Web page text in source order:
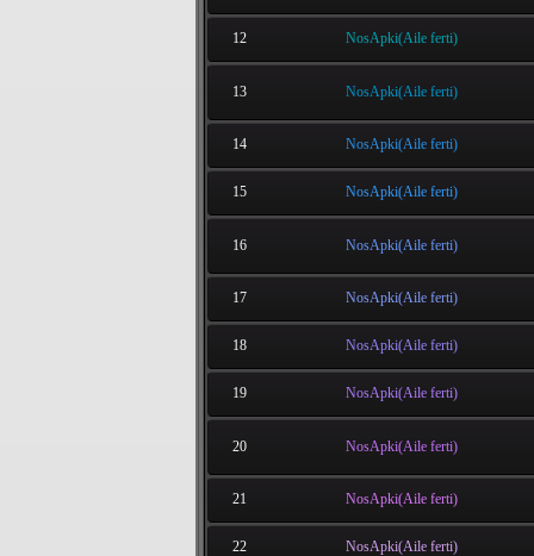
12 NosApki(Aile ferti)
13 NosApki(Aile ferti)
14 NosApki(Aile ferti)
15 NosApki(Aile ferti)
16 NosApki(Aile ferti)
17 NosApki(Aile ferti)
18 NosApki(Aile ferti)
19 NosApki(Aile ferti)
20 NosApki(Aile ferti)
21 NosApki(Aile ferti)
22 NosApki(Aile ferti)